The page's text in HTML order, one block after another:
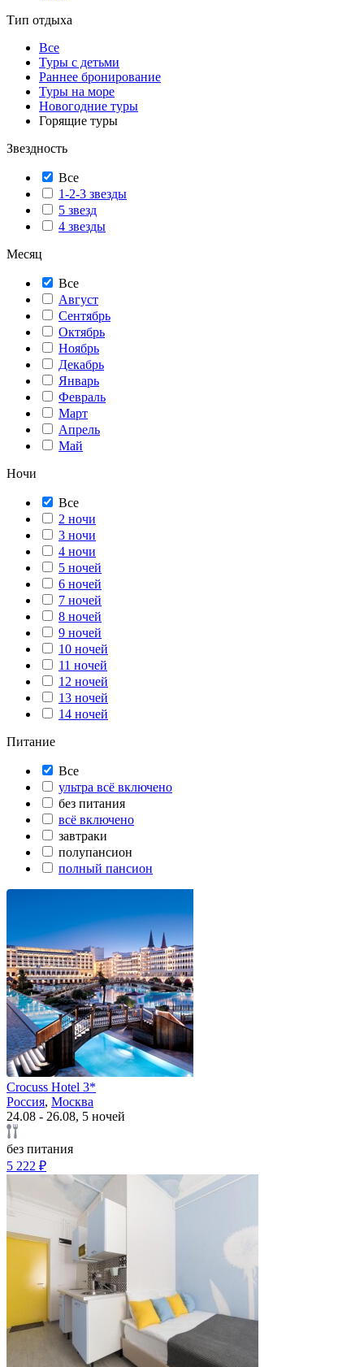
Тип отдыха
Все
Туры с детьми
Раннее бронирование
Туры на море
Новогодние туры
Горящие туры
Звездность
Все
1-2-3 звезды
5 звезд
4 звезды
Месяц
Все
Август
Сентябрь
Октябрь
Ноябрь
Декабрь
Январь
Февраль
Март
Апрель
Май
Ночи
Все
2 ночи
3 ночи
4 ночи
5 ночей
6 ночей
7 ночей
8 ночей
9 ночей
10 ночей
11 ночей
12 ночей
13 ночей
14 ночей
Питание
Все
ультра всё включено
без питания
всё включено
завтраки
полупансион
полный пансион
Crocuss Hotel 3*
Россия, Москва
24.08 - 26.08, 5 ночей
без питания
5 222 ₽